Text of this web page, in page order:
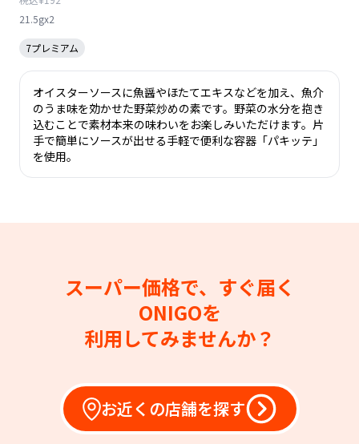
21.5gx2
7プレミアム
オイスターソースに魚醤やほたてエキスなどを加え、魚介
のうま味を効かせた野菜炒めの素です。野菜の水分を抱き
込むことで素材本来の味わいをお楽しみいただけます。片
手で簡単にソースが出せる手軽で便利な容器「パキッテ」
を使用。
スーパー価格で、すぐ届く
ONIGOを
利用してみませんか？
お近くの店舗を探す